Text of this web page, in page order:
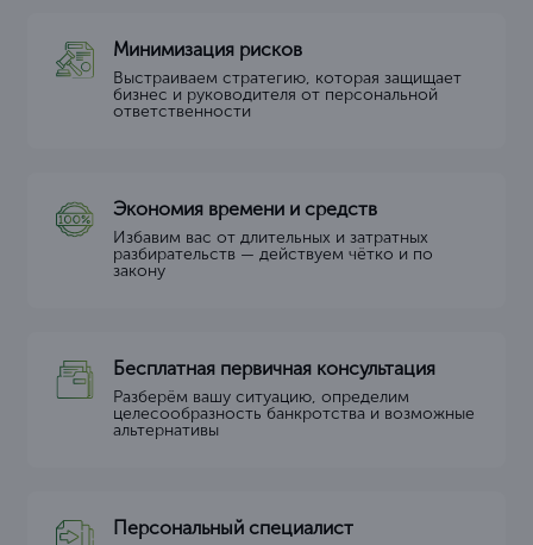
Минимизация рисков
Выстраиваем стратегию, которая защищает
бизнес и руководителя от персональной
ответственности
Экономия времени и средств
Избавим вас от длительных и затратных
разбирательств — действуем чётко и по
закону
Бесплатная первичная консультация
Разберём вашу ситуацию, определим
целесообразность банкротства и возможные
альтернативы
Персональный специалист